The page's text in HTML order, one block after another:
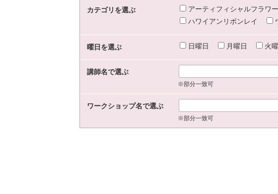
カテゴリを選ぶ アーティフィシャルフラワー
ハワイアンリボンレイ
曜日を選ぶ 日曜日 月曜日 火
講師名で選ぶ
※部分一致可
ワークショップ名で選ぶ
※部分一致可